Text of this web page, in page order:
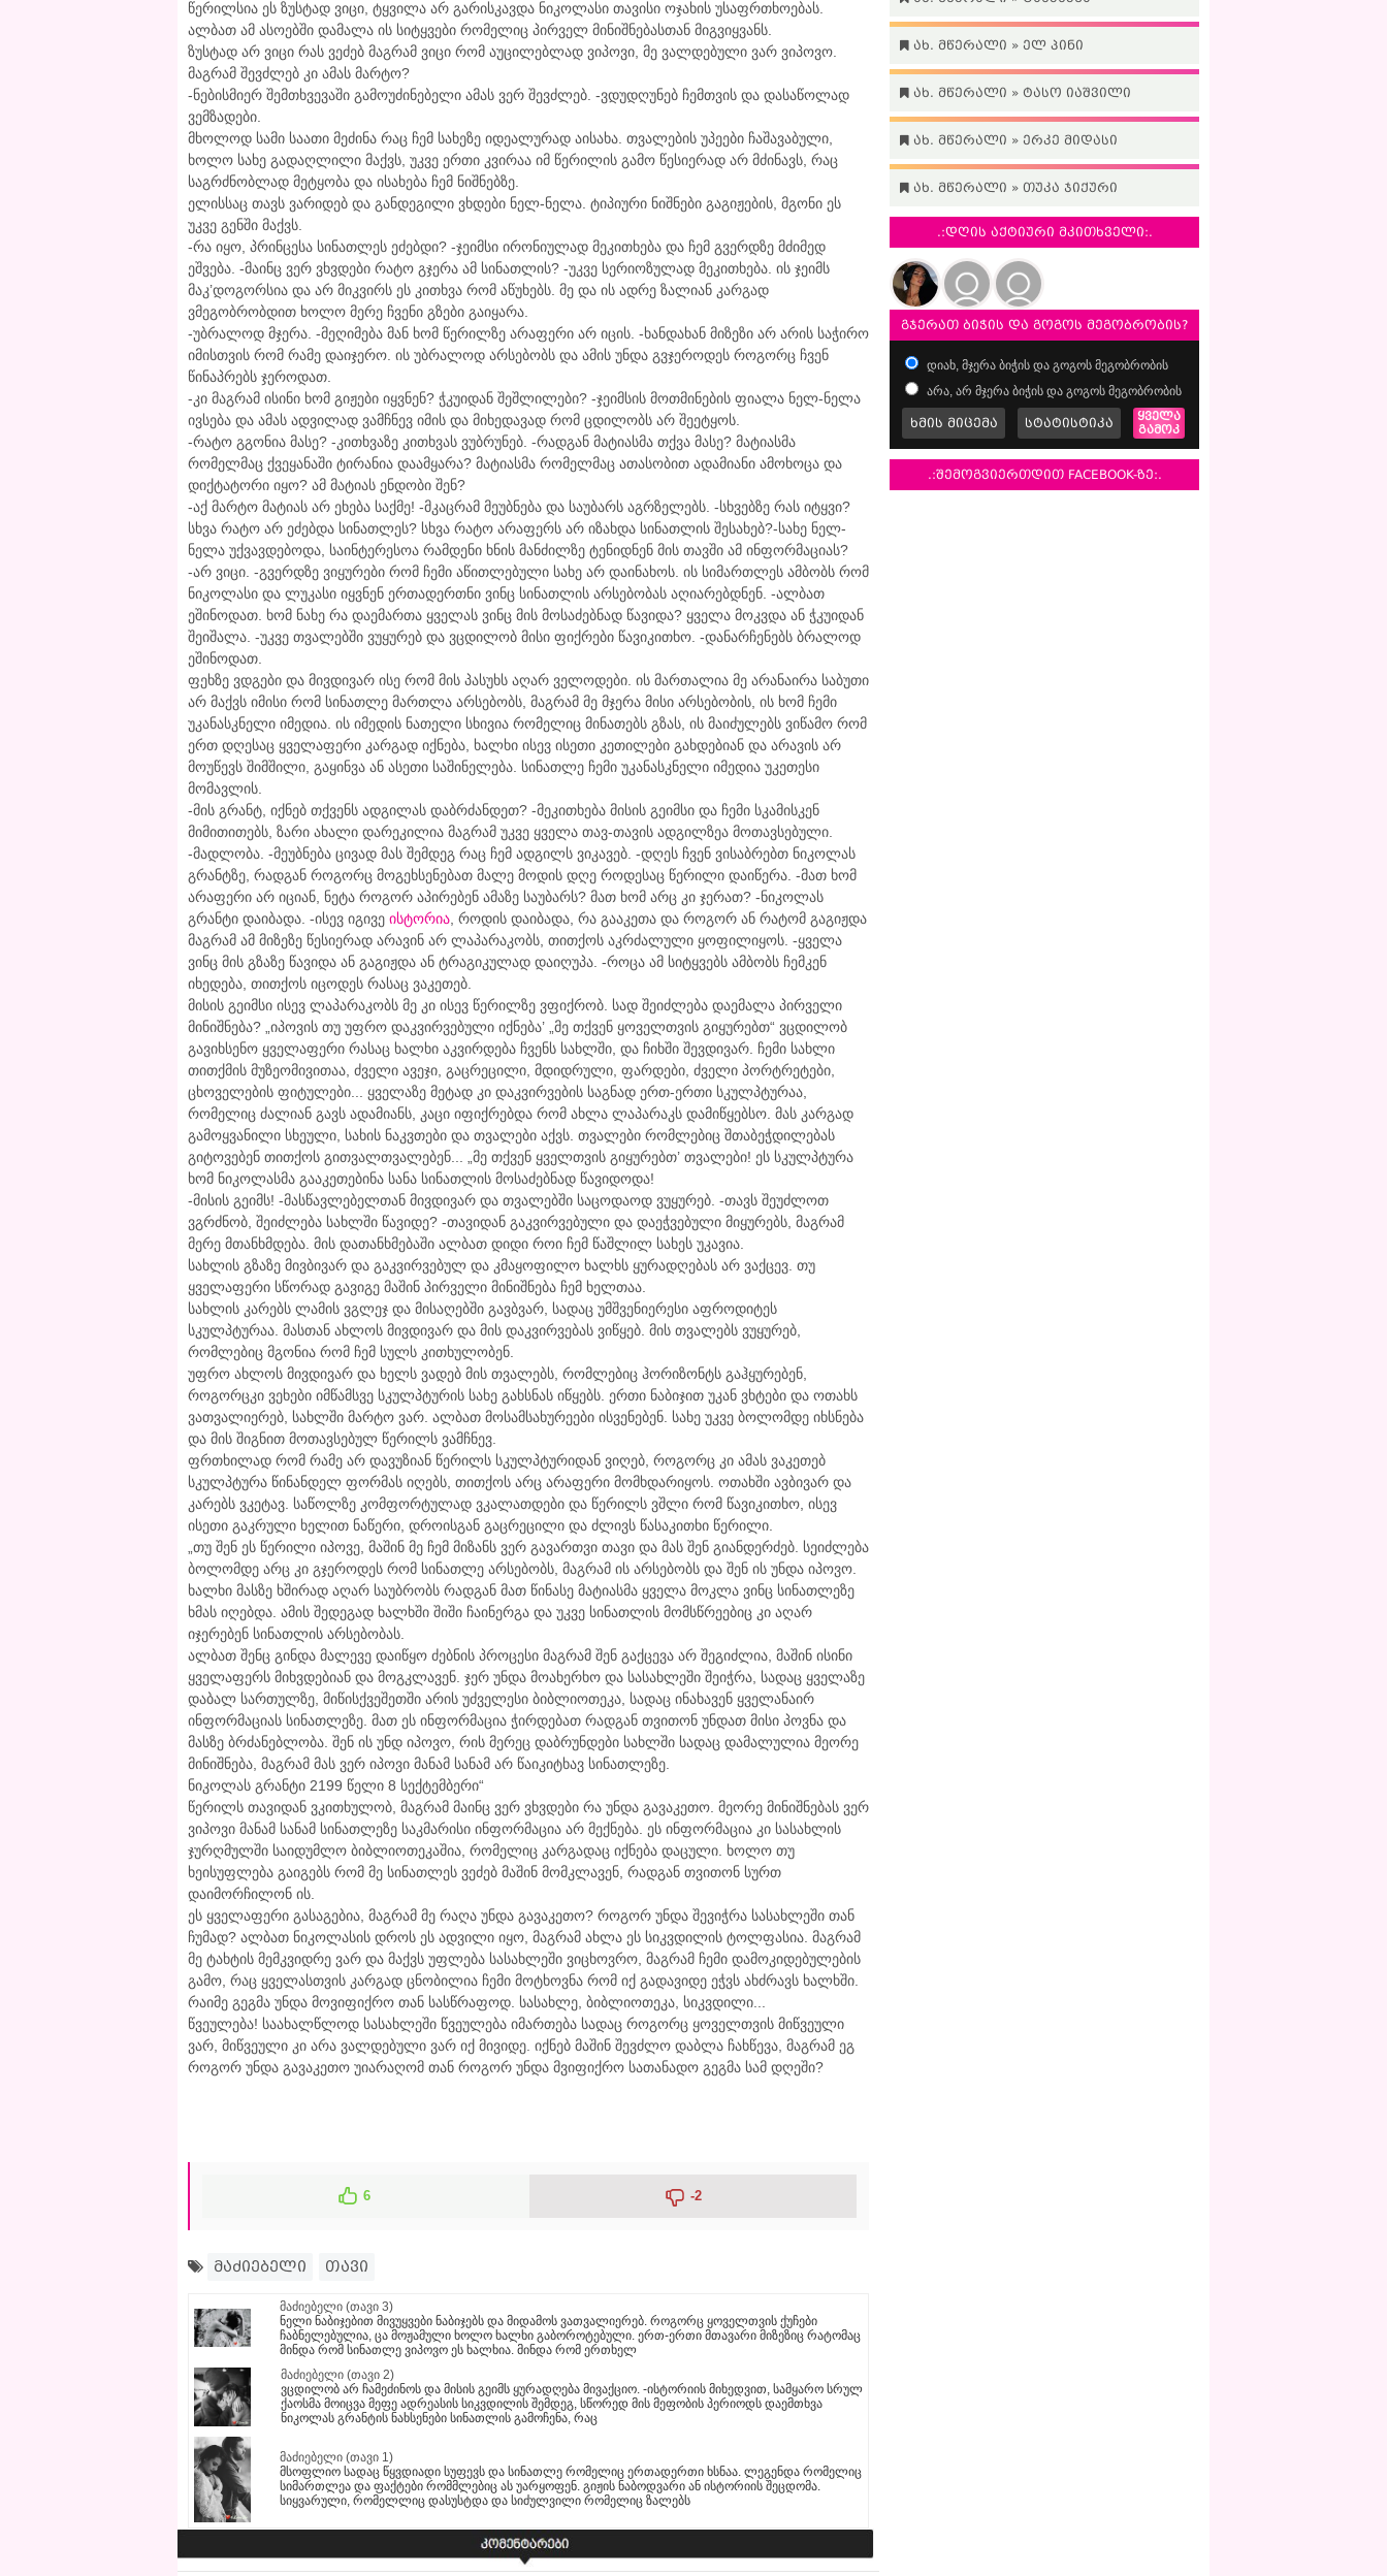
წერილსია ეს ზუსტად ვიცი, ტყვილა არ გარისკავდა ნიკოლასი თავისი ოჯახის უსაფრთხოებას.
ალბათ ამ ასოებში დამალა ის სიტყვები რომელიც პირველ მინიშნებასთან მიგვიყვანს.
ზუსტად არ ვიცი რას ვეძებ მაგრამ ვიცი რომ აუცილებლად ვიპოვი, მე ვალდებული ვარ ვიპოვო.
მაგრამ შევძლებ კი ამას მარტო?
-ნებისმიერ შემთხვევაში გამოუძინებელი ამას ვერ შევძლებ. -ვდუდღუნებ ჩემთვის და დასაწოლად
ვემზადები.
მხოლოდ სამი საათი მეძინა რაც ჩემ სახეზე იდეალურად აისახა. თვალების უპეები ჩაშავაბული,
ხოლო სახე გადაღლილი მაქვს, უკვე ერთი კვირაა იმ წერილის გამო წესიერად არ მძინავს, რაც
საგრძნობლად მეტყობა და ისახება ჩემ ნიშნებზე.
ელისსაც თავს ვარიდებ და განდეგილი ვხდები ნელ-ნელა. ტიპიური ნიშნები გაგიჟების, მგონი ეს
უკვე გენში მაქვს.
-რა იყო, პრინცესა სინათლეს ეძებდი? -ჯეიმსი ირონიულად მეკითხება და ჩემ გვერდზე მძიმედ
ეშვება. -მაინც ვერ ვხვდები რატო გჯერა ამ სინათლის? -უკვე სერიოზულად მეკითხება. ის ჯეიმს
მაკ’დოგორსია და არ მიკვირს ეს კითხვა რომ აწუხებს. მე და ის ადრე ზალიან კარგად
ვმეგობრობდით ხოლო მერე ჩვენი გზები გაიყარა.
-უბრალოდ მჯერა. -მეღიმება მან ხომ წერილზე არაფერი არ იცის. -ხანდახან მიზეზი არ არის საჭირო
იმისთვის რომ რამე დაიჯერო. ის უბრალოდ არსებობს და ამის უნდა გვჯეროდეს როგორც ჩვენ
წინაპრებს ჯეროდათ.
-კი მაგრამ ისინი ხომ გიჟები იყვნენ? ჭკუიდან შეშლილები? -ჯეიმსის მოთმინების ფიალა ნელ-ნელა
ივსება და ამას ადვილად ვამჩნევ იმის და მიხედავად რომ ცდილობს არ შეეტყოს.
-რატო გგონია მასე? -კითხვაზე კითხვას ვუბრუნებ. -რადგან მატიასმა თქვა მასე? მატიასმა
რომელმაც ქვეყანაში ტირანია დაამყარა? მატიასმა რომელმაც ათასობით ადამიანი ამოხოცა და
დიქტატორი იყო? ამ მატიას ენდობი შენ?
-აქ მარტო მატიას არ ეხება საქმე! -მკაცრამ მეუბნება და საუბარს აგრზელებს. -სხვებზე რას იტყვი?
სხვა რატო არ ეძებდა სინათლეს? სხვა რატო არაფერს არ იზახდა სინათლის შესახებ?-სახე ნელ-
ნელა უქვავდებოდა, საინტერესოა რამდენი ხნის მანძილზე ტენიდნენ მის თავში ამ ინფორმაციას?
-არ ვიცი. -გვერდზე ვიყურები რომ ჩემი აწითლებული სახე არ დაინახოს. ის სიმართლეს ამბობს რომ
ნიკოლასი და ლუკასი იყვნენ ერთადერთნი ვინც სინათლის არსებობას აღიარებდნენ. -ალბათ
ეშინოდათ. ხომ ნახე რა დაემართა ყველას ვინც მის მოსაძებნად წავიდა? ყველა მოკვდა ან ჭკუიდან
შეიშალა. -უკვე თვალებში ვუყურებ და ვცდილობ მისი ფიქრები წავიკითხო. -დანარჩენებს ბრალოდ
ეშინოდათ.
ფეხზე ვდგები და მივდივარ ისე რომ მის პასუხს აღარ ველოდები. ის მართალია მე არანაირა საბუთი
არ მაქვს იმისი რომ სინათლე მართლა არსებობს, მაგრამ მე მჯერა მისი არსებობის, ის ხომ ჩემი
უკანასკნელი იმედია. ის იმედის ნათელი სხივია რომელიც მინათებს გზას, ის მაიძულებს ვიწამო რომ
ერთ დღესაც ყველაფერი კარგად იქნება, ხალხი ისევ ისეთი კეთილები გახდებიან და არავის არ
მოუწევს შიმშილი, გაყინვა ან ასეთი საშინელება. სინათლე ჩემი უკანასკნელი იმედია უკეთესი
მომავლის.
-მის გრანტ, იქნებ თქვენს ადგილას დაბრძანდეთ? -მეკითხება მისის გეიმსი და ჩემი სკამისკენ
მიმითითებს, ზარი ახალი დარეკილია მაგრამ უკვე ყველა თავ-თავის ადგილზეა მოთავსებული.
-მადლობა. -მეუბნება ცივად მას შემდეგ რაც ჩემ ადგილს ვიკავებ. -დღეს ჩვენ ვისაბრებთ ნიკოლას
გრანტზე, რადგან როგორც მოგეხსენებათ მალე მოდის დღე როდესაც წერილი დაიწერა. -მათ ხომ
არაფერი არ იციან, ნეტა როგორ აპირებენ ამაზე საუბარს? მათ ხომ არც კი ჯერათ? -ნიკოლას
გრანტი დაიბადა. -ისევ იგივე ისტორია, როდის დაიბადა, რა გააკეთა და როგორ ან რატომ გაგიჟდა
მაგრამ ამ მიზეზე წესიერად არავინ არ ლაპარაკობს, თითქოს აკრძალული ყოფილიყოს. -ყველა
ვინც მის გზაზე წავიდა ან გაგიჟდა ან ტრაგიკულად დაიღუპა. -როცა ამ სიტყვებს ამბობს ჩემკენ
იხედება, თითქოს იცოდეს რასაც ვაკეთებ.
მისის გეიმსი ისევ ლაპარაკობს მე კი ისევ წერილზე ვფიქრობ. სად შეიძლება დაემალა პირველი
მინიშნება? „იპოვის თუ უფრო დაკვირვებული იქნება’ „მე თქვენ ყოველთვის გიყურებთ“ ვცდილობ
გავიხსენო ყველაფერი რასაც ხალხი აკვირდება ჩვენს სახლში, და ჩიხში შევდივარ. ჩემი სახლი
თითქმის მუზეომივითაა, ძველი ავეჯი, გაცრეცილი, მდიდრული, ფარდები, ძველი პორტრეტები,
ცხოველების ფიტულები... ყველაზე მეტად კი დაკვირვების საგნად ერთ-ერთი სკულპტურაა,
რომელიც ძალიან გავს ადამიანს, კაცი იფიქრებდა რომ ახლა ლაპარაკს დამიწყებსო. მას კარგად
გამოყვანილი სხეული, სახის ნაკვთები და თვალები აქვს. თვალები რომლებიც შთაბეჭდილებას
გიტოვებენ თითქოს გითვალთვალებენ... „მე თქვენ ყველთვის გიყურებთ’ თვალები! ეს სკულპტურა
ხომ ნიკოლასმა გააკეთებინა სანა სინათლის მოსაძებნად წავიდოდა!
-მისის გეიმს! -მასწავლებელთან მივდივარ და თვალებში საცოდაოდ ვუყურებ. -თავს შეუძლოთ
ვგრძნობ, შეიძლება სახლში წავიდე? -თავიდან გაკვირვებული და დაეჭვებული მიყურებს, მაგრამ
მერე მთანხმდება. მის დათანხმებაში ალბათ დიდი როი ჩემ წაშლილ სახეს უკავია.
სახლის გზაზე მივბივარ და გაკვირვებულ და კმაყოფილო ხალხს ყურადღებას არ ვაქცევ. თუ
ყველაფერი სწორად გავიგე მაშინ პირველი მინიშნება ჩემ ხელთაა.
სახლის კარებს ლამის ვგლეჯ და მისაღებში გავბვარ, სადაც უმშვენიერესი აფროდიტეს
სკულპტურაა. მასთან ახლოს მივდივარ და მის დაკვირვებას ვიწყებ. მის თვალებს ვუყურებ,
რომლებიც მგონია რომ ჩემ სულს კითხულობენ.
უფრო ახლოს მივდივარ და ხელს ვადებ მის თვალებს, რომლებიც ჰორიზონტს გაჰყურებენ,
როგორცკი ვეხები იმწამსვე სკულპტურის სახე გახსნას იწყებს. ერთი ნაბიჯით უკან ვხტები და ოთახს
ვათვალიერებ, სახლში მარტო ვარ. ალბათ მოსამსახურეები ისვენებენ. სახე უკვე ბოლომდე იხსნება
და მის შიგნით მოთავსებულ წერილს ვამჩნევ.
ფრთხილად რომ რამე არ დავუზიან წერილს სკულპტურიდან ვიღებ, როგორც კი ამას ვაკეთებ
სკულპტურა წინანდელ ფორმას იღებს, თითქოს არც არაფერი მომხდარიყოს. ოთახში ავბივარ და
კარებს ვკეტავ. საწოლზე კომფორტულად ვკალათდები და წერილს ვშლი რომ წავიკითხო, ისევ
ისეთი გაკრული ხელით ნაწერი, დროისგან გაცრეცილი და ძლივს წასაკითხი წერილი.
„თუ შენ ეს წერილი იპოვე, მაშინ მე ჩემ მიზანს ვერ გავართვი თავი და მას შენ გიანდერძებ. სეიძლება
ბოლომდე არც კი გჯეროდეს რომ სინათლე არსებობს, მაგრამ ის არსებობს და შენ ის უნდა იპოვო.
ხალხი მასზე ხშირად აღარ საუბრობს რადგან მათ წინასე მატიასმა ყველა მოკლა ვინც სინათლეზე
ხმას იღებდა. ამის შედეგად ხალხში შიში ჩაინერგა და უკვე სინათლის მომსწრეებიც კი აღარ
იჯერებენ სინათლის არსებობას.
ალბათ შენც გინდა მალევე დაიწყო ძებნის პროცესი მაგრამ შენ გაქცევა არ შეგიძლია, მაშინ ისინი
ყველაფერს მიხვდებიან და მოგკლავენ. ჯერ უნდა მოახერხო და სასახლეში შეიჭრა, სადაც ყველაზე
დაბალ სართულზე, მიწისქვეშეთში არის უძველესი ბიბლიოთეკა, სადაც ინახავენ ყველანაირ
ინფორმაციას სინათლეზე. მათ ეს ინფორმაცია ჭირდებათ რადგან თვითონ უნდათ მისი პოვნა და
მასზე ბრძანებლობა. შენ ის უნდ იპოვო, რის მერეც დაბრუნდები სახლში სადაც დამალულია მეორე
მინიშნება, მაგრამ მას ვერ იპოვი მანამ სანამ არ წაიკიტხავ სინათლეზე.
ნიკოლას გრანტი 2199 წელი 8 სექტემბერი“
წერილს თავიდან ვკითხულობ, მაგრამ მაინც ვერ ვხვდები რა უნდა გავაკეთო. მეორე მინიშნებას ვერ
ვიპოვი მანამ სანამ სინათლეზე საკმარისი ინფორმაცია არ მექნება. ეს ინფორმაცია კი სასახლის
ჯურღმულში საიდუმლო ბიბლიოთეკაშია, რომელიც კარგადაც იქნება დაცული. ხოლო თუ
ხეისუფლება გაიგებს რომ მე სინათლეს ვეძებ მაშინ მომკლავენ, რადგან თვითონ სურთ
დაიმორჩილონ ის.
ეს ყველაფერი გასაგებია, მაგრამ მე რაღა უნდა გავაკეთო? როგორ უნდა შევიჭრა სასახლეში თან
ჩუმად? ალბათ ნიკოლასის დროს ეს ადვილი იყო, მაგრამ ახლა ეს სიკვდილის ტოლფასია. მაგრამ
მე ტახტის მემკვიდრე ვარ და მაქვს უფლება სასახლეში ვიცხოვრო, მაგრამ ჩემი დამოკიდებულების
გამო, რაც ყველასთვის კარგად ცნობილია ჩემი მოტხოვნა რომ იქ გადავიდე ეჭვს ახძრავს ხალხში.
რაიმე გეგმა უნდა მოვიფიქრო თან სასწრაფოდ. სასახლე, ბიბლიოთეკა, სიკვდილი...
წვეულება! საახალწლოდ სასახლეში წვეულება იმართება სადაც როგორც ყოველთვის მიწვეული
ვარ, მიწვეული კი არა ვალდებული ვარ იქ მივიდე. იქნებ მაშინ შევძლო დაბლა ჩახწევა, მაგრამ ეგ
როგორ უნდა გავაკეთო უიარაღომ თან როგორ უნდა მვიფიქრო სათანადო გეგმა სამ დღეში?
6 -2
მაძიებელი თავი
მაძიებელი (თავი 3)
ნელი ნაბიჯებით მივუყვები ნაბიჯებს და მიდამოს ვათვალიერებ. როგორც ყოველთვის ქუჩები
ჩაბნელებულია, ცა მოჟამული ხოლო ხალხი გაბოროტებული. ერთ-ერთი მთავარი მიზეზიც რატომაც
მინდა რომ სინათლე ვიპოვო ეს ხალხია. მინდა რომ ერთხელ
მაძიებელი (თავი 2)
ვცდილობ არ ჩამეძინოს და მისის გეიმს ყურადღება მივაქციო. -ისტორიის მიხედვით, სამყარო სრულ
ქაოსმა მოიცვა მეფე ადრეასის სიკვდილის შემდეგ, სწორედ მის მეფობის პერიოდს დაემთხვა
ნიკოლას გრანტის ნახსენები სინათლის გამოჩენა, რაც
მაძიებელი (თავი 1)
მსოფლიო სადაც წყვდიადი სუფევს და სინათლე რომელიც ერთადერთი ხსნაა. ლეგენდა რომელიც
სიმართლეა და ფაქტები რომმლებიც ას უარყოფენ. გიჟის ნაბოდვარი ან ისტორიის შეცდომა.
სიყვარული, რომელლიც დასუსტდა და სიძულვილი რომელიც ზალებს
ახ. მწერალი » ელ პინი
ახ. მწერალი » ტასო იაშვილი
ახ. მწერალი » ერკე მიდასი
ახ. მწერალი » თუკა ჯიქური
.:დღის აქტიური მკითხველი:.
გჯერათ ბიჭის და გოგოს მეგობრობის?
დიახ, მჯერა ბიჭის და გოგოს მეგობრობის
არა, არ მჯერა ბიჭის და გოგოს მეგობრობის
ხმის მიცემა სტატისტიკა
ყველა
გამოკ
.:შემოგვიერთდით FACEBOOK-ზე:.